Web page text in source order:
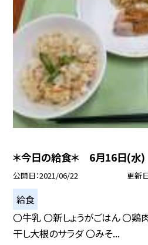
＊今日の給食＊ 6月16日(水)
公開日 2021/06/22 更新
給食
〇牛乳 〇新しょうがごはん 〇鶏
干し大根のサラダ 〇みそ...